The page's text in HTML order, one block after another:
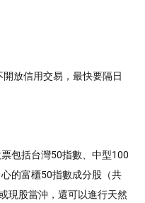
放信用交易，最快要隔日
包括台灣50指數、中型100
的富櫃50指數成分股（共
現股當沖，還可以進行天然